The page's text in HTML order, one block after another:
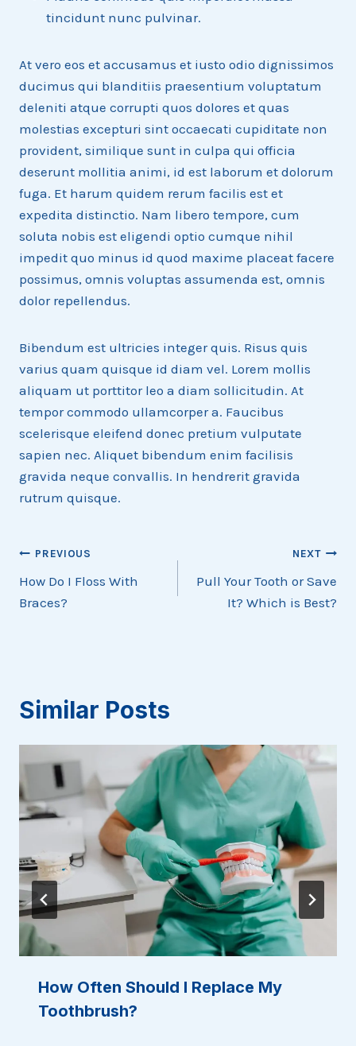
tincidunt nunc pulvinar.
At vero eos et accusamus et iusto odio dignissimos
ducimus qui blanditiis praesentium voluptatum
deleniti atque corrupti quos dolores et quas
molestias excepturi sint occaecati cupiditate non
provident, similique sunt in culpa qui officia
deserunt mollitia animi, id est laborum et dolorum
fuga. Et harum quidem rerum facilis est et
expedita distinctio. Nam libero tempore, cum
soluta nobis est eligendi optio cumque nihil
impedit quo minus id quod maxime placeat facere
possimus, omnis voluptas assumenda est, omnis
dolor repellendus.
Bibendum est ultricies integer quis. Risus quis
varius quam quisque id diam vel. Lorem mollis
aliquam ut porttitor leo a diam sollicitudin. At
tempor commodo ullamcorper a. Faucibus
scelerisque eleifend donec pretium vulputate
sapien nec. Aliquet bibendum enim facilisis
gravida neque convallis. In hendrerit gravida
rutrum quisque.
Post
navigation
PREVIOUS
How Do I Floss With
Braces?
NEXT
Pull Your Tooth or Save
It? Which is Best?
Similar Posts
How Often Should I Replace My
Toothbrush?